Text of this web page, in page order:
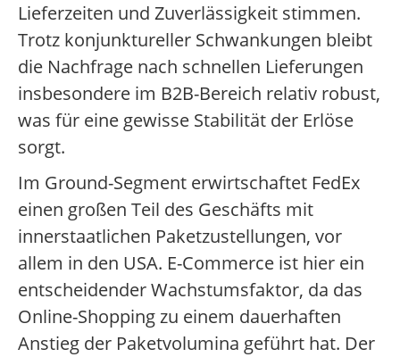
Lieferzeiten und Zuverlässigkeit stimmen.
Trotz konjunktureller Schwankungen bleibt
die Nachfrage nach schnellen Lieferungen
insbesondere im B2B-Bereich relativ robust,
was für eine gewisse Stabilität der Erlöse
sorgt.
Im Ground-Segment erwirtschaftet FedEx
einen großen Teil des Geschäfts mit
innerstaatlichen Paketzustellungen, vor
allem in den USA. E-Commerce ist hier ein
entscheidender Wachstumsfaktor, da das
Online-Shopping zu einem dauerhaften
Anstieg der Paketvolumina geführt hat. Der